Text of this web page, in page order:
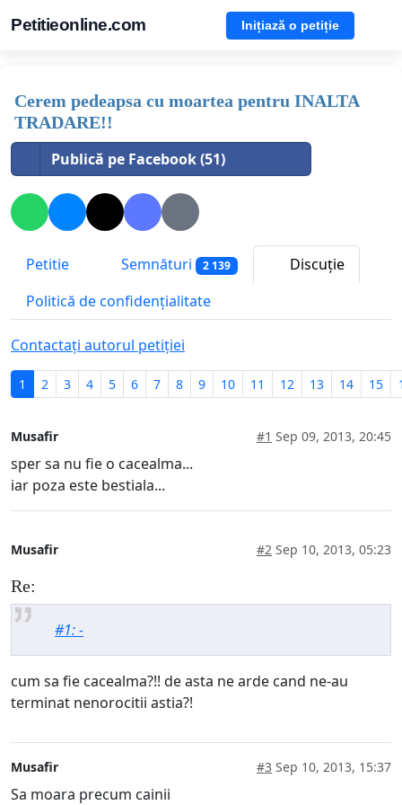
Petitieonline.com Inițiază o petiție
Cerem pedeapsa cu moartea pentru INALTA
TRADARE!!
Publică pe Facebook (51)
Petitie Semnături 2 139
Discuție
Politică de confidențialitate
Contactați autorul petiției
1 2 3 4 5 6 7 8 9 10 11 12 13 14 15
Musafir #1 Sep 09, 2013, 20:45
sper sa nu fie o cacealma...
iar poza este bestiala...
Musafir #2 Sep 10, 2013, 05:23
Re:
#1: -
cum sa fie cacealma?!! de asta ne arde cand ne-au
terminat nenorocitii astia?!
Musafir #3 Sep 10, 2013, 15:37
Sa moara precum cainii